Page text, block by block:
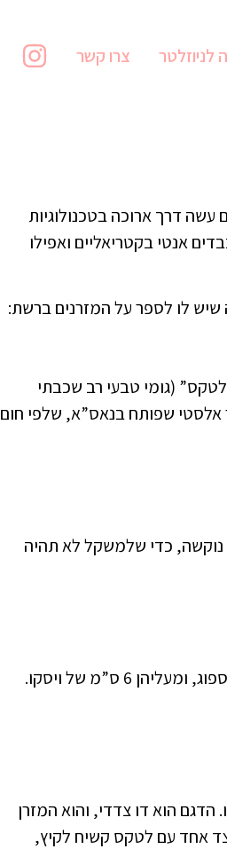
צרו קשר
עשה דרך ארוכה בטכנולוגיות
אנטי בקטריאליים ואפילו
שיש לו לספר על המזרנים ברשת:
(גומי טבעי רב שכבתי
אלסטי שפותח בנאס”א, שלפי חום
נוקשה, כדי שלמשקל לא תהיה
העשוי משתי שכבות ספוג, ומעליהן 6 ס”מ של ויסקו.
הדגם הוא דו צדדי, והוא המזרן
אחד עם לטקס קשיח לקיץ,